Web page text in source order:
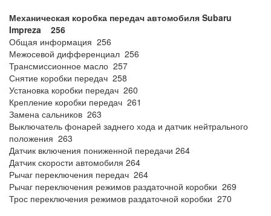
Механическая коробка передач автомобиля Subaru
Impreza 256
Общая информация 256
Межосевой дифференциал 256
Трансмиссионное масло 257
Снятие коробки передач 258
Установка коробки передач 260
Крепление коробки передач 261
Замена сальников 263
Выключатель фонарей заднего хода и датчик нейтрального
положения 263
Датчик включения пониженной передачи 264
Датчик скорости автомобиля 264
Рычаг переключения передач 264
Рычаг переключения режимов раздаточной коробки 269
Трос переключения режимов раздаточной коробки 270